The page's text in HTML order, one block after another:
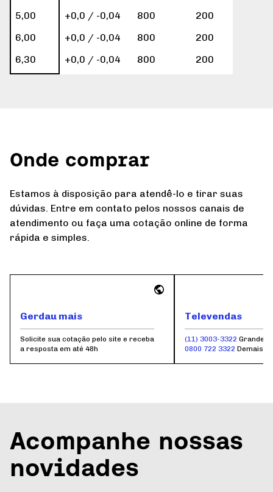
5,00
+0,0 / -0,04 800
200
6,00
+0,0 / -0,04 800
200
6,30
+0,0 / -0,04 800 200
Onde comprar
Estamos à disposição para atendê-lo e tirar suas
dúvidas. Entre em contato pelos nossos canais de
atendimento ou faça uma cotação online de forma
rápida e simples.
Gerdau mais
Solicite sua cotação pelo site e receba
a resposta em até 48h
Televendas
(11) 3003-3322 Grande
0800 722 3322 Demais
Acompanhe nossas
novidades